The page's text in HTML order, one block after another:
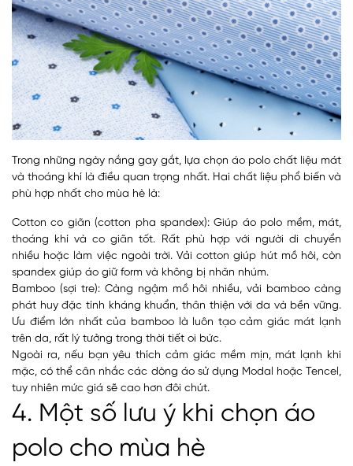
Trong những ngày nắng gay gắt, lựa chọn áo polo chất liệu mát
và thoáng khí là điều quan trọng nhất. Hai chất liệu phổ biến và
phù hợp nhất cho mùa hè là:
Cotton co giãn (cotton pha spandex): Giúp áo polo mềm, mát,
thoáng khí và co giãn tốt. Rất phù hợp với người di chuyển
nhiều hoặc làm việc ngoài trời. Vải cotton giúp hút mồ hôi, còn
spandex giúp áo giữ form và không bị nhăn nhúm.
Bamboo (sợi tre): Càng ngậm mồ hôi nhiều, vải bamboo càng
phát huy đặc tính kháng khuẩn, thân thiện với da và bền vững.
Ưu điểm lớn nhất của bamboo là luôn tạo cảm giác mát lạnh
trên da, rất lý tưởng trong thời tiết oi bức.
Ngoài ra, nếu bạn yêu thích cảm giác mềm mịn, mát lạnh khi
mặc, có thể cân nhắc các dòng áo sử dụng Modal hoặc Tencel,
tuy nhiên mức giá sẽ cao hơn đôi chút.
4. Một số lưu ý khi chọn áo
polo cho mùa hè